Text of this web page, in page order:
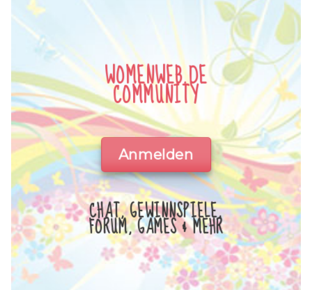
WOMENWEB.DE
COMMUNITY
Anmelden
CHAT, GEWINNSPIELE,
FORUM, GAMES & MEHR